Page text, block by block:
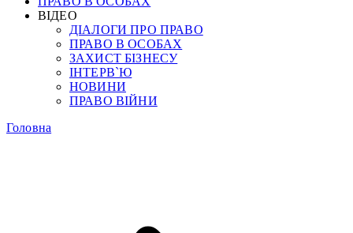
ВІДЕО
ДІАЛОГИ ПРО ПРАВО
ПРАВО В ОСОБАХ
ЗАХИСТ БІЗНЕСУ
ІНТЕРВ`Ю
НОВИНИ
ПРАВО ВІЙНИ
Головна